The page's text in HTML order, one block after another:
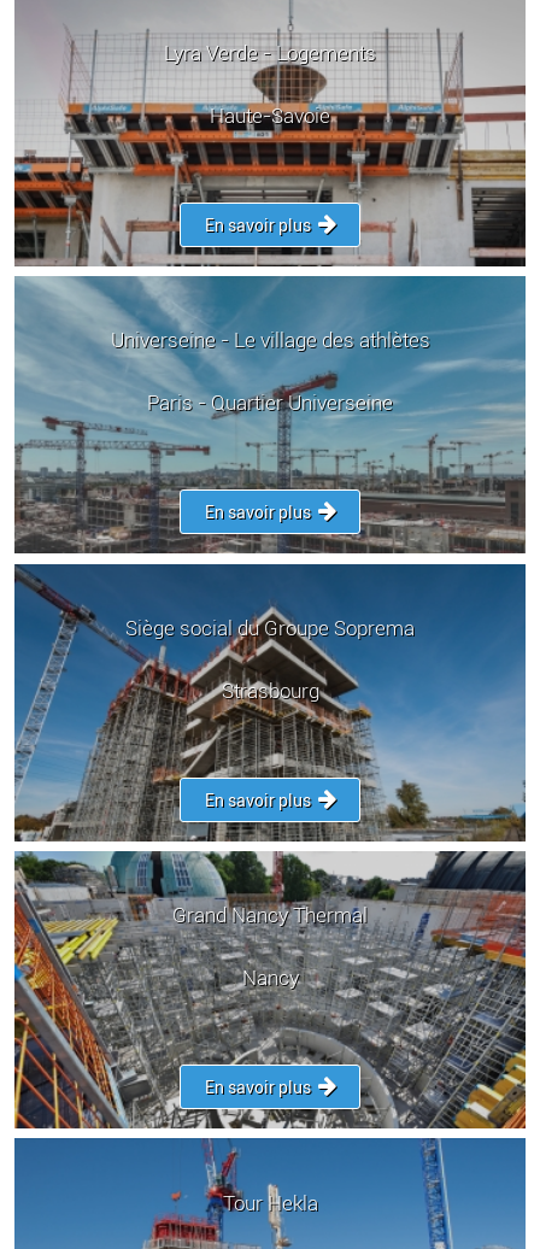
Lyra Verde - Logements
Haute-Savoie
En savoir plus
Universeine - Le village des athlètes
Paris - Quartier Universeine
En savoir plus
Siège social du Groupe Soprema
Strasbourg
En savoir plus
Grand Nancy Thermal
Nancy
En savoir plus
Tour Hekla